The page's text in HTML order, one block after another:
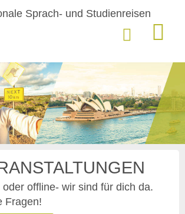
offline- wir sind für dich da.
Fragen!